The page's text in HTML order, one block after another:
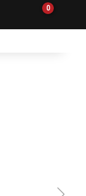
0
Reservdelar